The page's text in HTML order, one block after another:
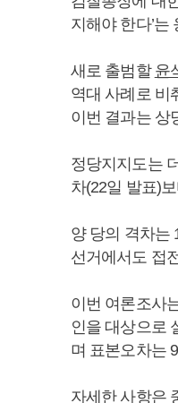
지해야 한다’
새로 출범할 윤
역대 사례로 비
이번 결과는 상
정당지지도는
차(22일 발표)
양 당의 격차는
선거에서도 접
이번 여론조사
인을 대상으로
며 표본오차는
자세한 사항은